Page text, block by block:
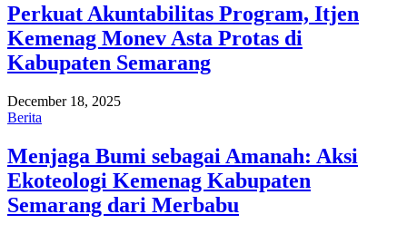
Perkuat Akuntabilitas Program, Itjen
Kemenag Monev Asta Protas di
Kabupaten Semarang
December 18, 2025
Berita
Menjaga Bumi sebagai Amanah: Aksi
Ekoteologi Kemenag Kabupaten
Semarang dari Merbabu